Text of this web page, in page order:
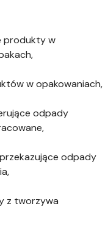
produkty w
w opakowaniach,
odpady
odpady
z tworzywa